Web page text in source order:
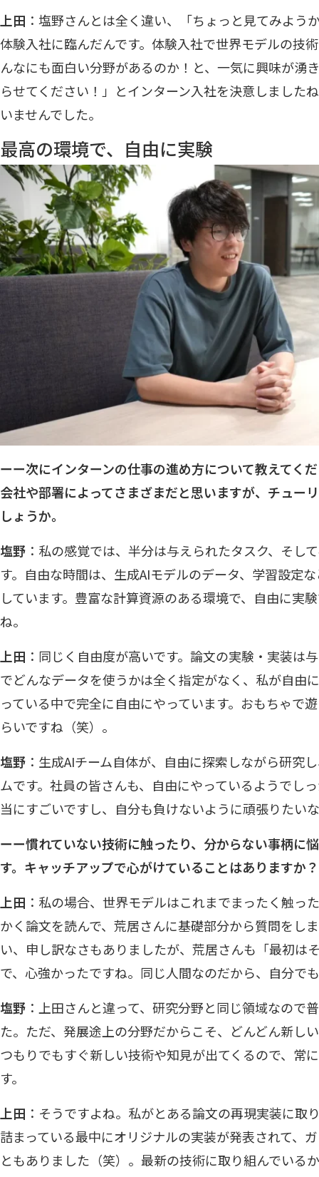
上田 ：塩野さんとは全く違い、「ちょっと見てみよう
体験入社に臨んだんです。体験入社で世界モデルの
んなにも面白い分野があるのか！と、一気に興味が湧
らせてください！」とインターン入社を決意しました
いませんでした。
最高の環境で、自由に実験
ーー次にインターンの仕事の進め方について教えてく
会社や部署によってさまざまだと思いますが、チュー
しょうか。
塩野 ：私の感覚では、半分は与えられたタスク、そし
す。自由な時間は、生成AIモデルのデータ、学習設定
しています。豊富な計算資源のある環境で、自由に実
ね。
上田 ：同じく自由度が高いです。論文の実験・実装は
でどんなデータを使うかは全く指定がなく、私が自由
っている中で完全に自由にやっています。おもちゃで
らいですね（笑）。
塩野 ：生成AIチーム自体が、自由に探索しながら研究
ムです。社員の皆さんも、自由にやっているようでし
当にすごいですし、自分も負けないように頑張りたい
ーー慣れていない技術に触ったり、分からない事柄に
す。キャッチアップで心がけていることはありますか？
上田 ：私の場合、世界モデルはこれまでまったく触っ
かく論文を読んで、荒居さんに基礎部分から質問をし
い、申し訳なさもありましたが、荒居さんも「最初は
で、心強かったですね。同じ人間なのだから、自分で
塩野 ：上田さんと違って、研究分野と同じ領域なので
た。ただ、発展途上の分野だからこそ、どんどん新し
つもりでもすぐ新しい技術や知見が出てくるので、常
す。
上田 ：そうですよね。私がとある論文の再現実装に取
詰まっている最中にオリジナルの実装が発表されて、
ともありました（笑）。最新の技術に取り組んでいる